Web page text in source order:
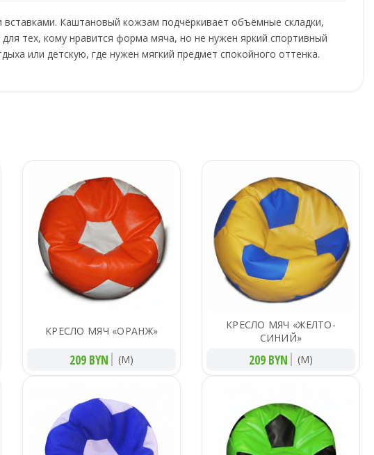
Каштановый кожзам подчёркивает объёмные складки,
тех, кому нравится форма мяча, но не нужен яркий спортивный
или детскую, где нужен мягкий предмет спокойного оттенка.
КРЕСЛО МЯЧ «ОРАНЖ»
209 BYN (M)
КРЕСЛО МЯЧ «ЖЕЛТО-
СИНИЙ»
209 BYN (M)